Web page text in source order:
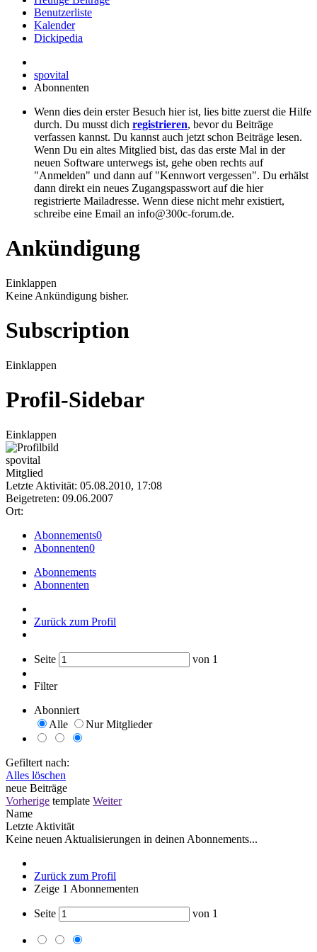
Benutzerliste
Kalender
Dickipedia
spovital
Abonnenten
Wenn dies dein erster Besuch hier ist, lies bitte zuerst die Hilfe
durch. Du musst dich registrieren, bevor du Beiträge
verfassen kannst. Du kannst auch jetzt schon Beiträge lesen.
Wenn Du ein altes Mitglied bist, das das erste Mal in der
neuen Software unterwegs ist, gehe oben rechts auf
"Anmelden" und dann auf "Kennwort vergessen". Du erhälst
dann direkt ein neues Zugangspasswort auf die hier
registrierte Mailadresse. Wenn diese nicht mehr existiert,
schreibe eine Email an info@300c-forum.de.
Ankündigung
Einklappen
Keine Ankündigung bisher.
Subscription
Einklappen
Profil-Sidebar
Einklappen
spovital
Mitglied
Letzte Aktivität: 05.08.2010, 17:08
Beigetreten: 09.06.2007
Ort:
Abonnements0
Abonnenten0
Abonnements
Abonnenten
Zurück zum Profil
Seite von 1
Filter
Abonniert
Alle
Nur Mitglieder
Gefiltert nach:
Alles löschen
neue Beiträge
Vorherige template Weiter
Name
Letzte Aktivität
Keine neuen Aktualisierungen in deinen Abonnements...
Zurück zum Profil
Zeige 1 Abonnementen
Seite von 1